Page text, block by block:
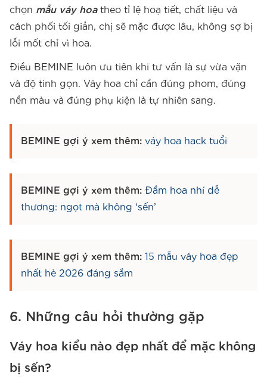
chọn mẫu váy hoatheo tỉ lệ hoạ tiết, chất liệu và
cách phối tối giản, chị sẽ mặc được lâu, không sợ bị
lỗi mốt chỉ vì hoa.
Điều BEMINE luôn ưu tiên khi tư vấn là sự vừa vặn
và độ tinh gọn. Váy hoa chỉ cần đúng phom, đúng
nền màu và đúng phụ kiện là tự nhiên sang.
BEMINE gợi ý xem thêm: váy hoa hack tuổi
BEMINE gợi ý xem thêm: Đầm hoa nhí dễ
thương: ngọt mà không ‘sến’
BEMINE gợi ý xem thêm: 15 mẫu váy hoa đẹp
nhất hè 2026 đáng sắm
6. Những câu hỏi thường gặp
Váy hoa kiểu nào đẹp nhất để mặc không
bị sến?